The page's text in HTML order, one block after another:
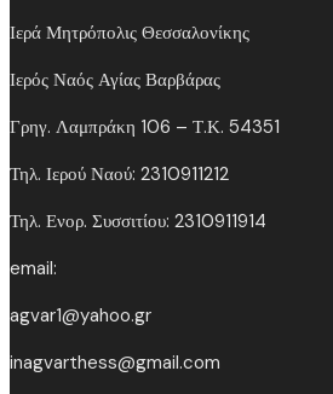
Ιερά Μητρόπολις Θεσσαλονίκης
Ιερός Ναός Αγίας Βαρβάρας
Γρηγ. Λαμπράκη 106 – Τ.Κ. 54351
Τηλ. Ιερού Ναού: 2310911212
Τηλ. Ενορ. Συσσιτίου: 2310911914
email:
agvar1@yahoo.gr
inagvarthess@gmail.com